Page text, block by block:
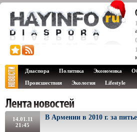
Диаспора Политика Экономика
Происшествия
Экология Lifestyle
14.01.11
21:45
В Армении в 2010 г. за